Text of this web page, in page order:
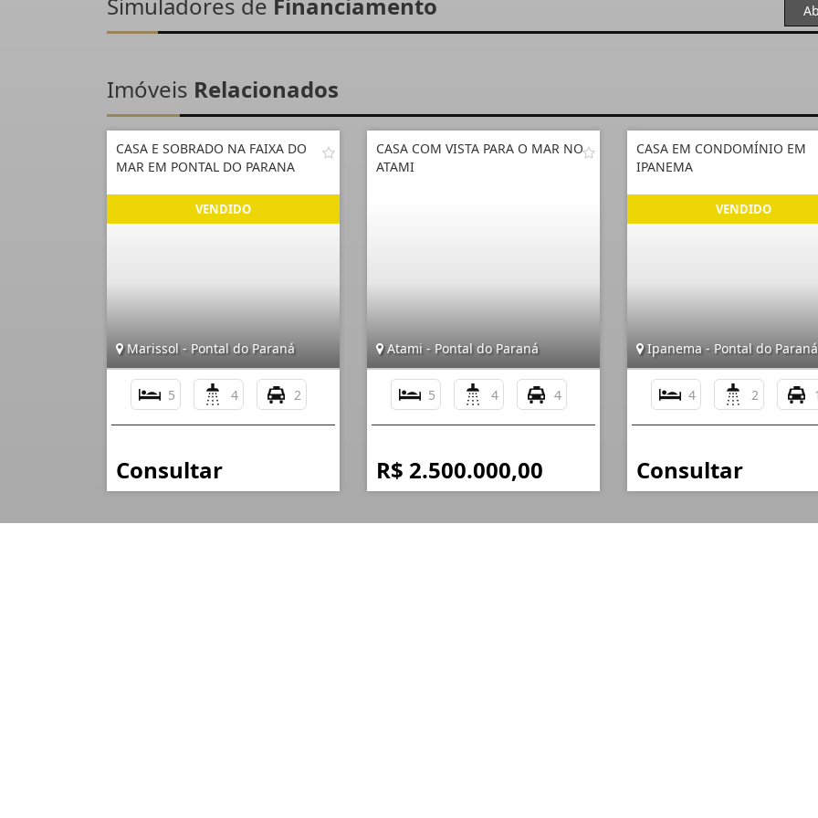
Imóveis Relacionados
CASA E SOBRADO NA FAIXA DO
MAR EM PONTAL DO PARANA
Marissol - Pontal do Paraná
5 4 2
Consultar
CASA COM VISTA PARA O MAR NO
ATAMI
Atami - Pontal do Paraná
5 4 4
R$ 2.500.000,00
CASA EM CONDOMÍNIO EM
IPANEMA
Ipanema - Pontal do Paraná
4 2
Consultar